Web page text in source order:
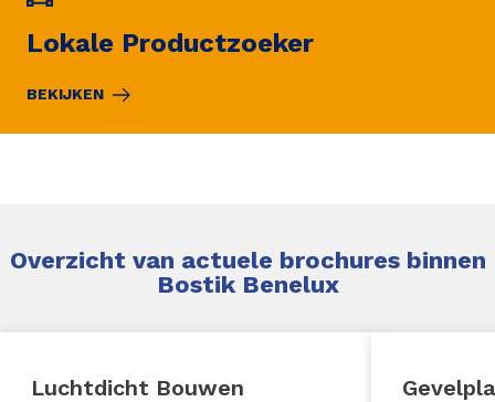
Lokale Productzoeker
BEKIJKEN
Overzicht van actuele brochures binnen
Bostik Benelux
Luchtdicht Bouwen